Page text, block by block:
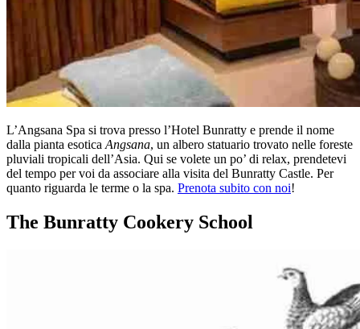
L’Angsana Spa si trova presso l’Hotel Bunratty e prende il nome
dalla pianta esotica Angsana, un albero statuario trovato nelle foreste
pluviali tropicali dell’Asia. Qui se volete un po’ di relax, prendetevi
del tempo per voi da associare alla visita del Bunratty Castle. Per
quanto riguarda le terme o la spa. Prenota subito con noi!
The Bunratty Cookery School